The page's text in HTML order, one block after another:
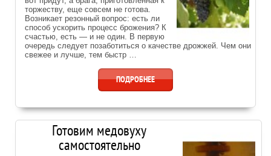
торжеству, еще совсем не готова.
Возникает резонный вопрос: есть ли
способ ускорить процесс брожения? К
счастью, есть — и не один. В первую
очередь следует позаботиться о качестве дрожжей. Чем они
свежее и лучше, тем быстр …
ПОДРОБНЕЕ
Готовим медовуху
самостоятельно